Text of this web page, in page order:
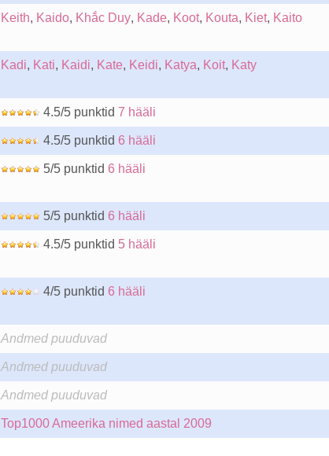
Keith, Kaido, Khắc Duy, Kade, Koot, Kouta, Kiet, Kaito
Kadi, Kati, Kaidi, Kate, Keidi, Katya, Koit, Katy
4.5/5 punktid 7 hääli
4.5/5 punktid 6 hääli
5/5 punktid 6 hääli
5/5 punktid 6 hääli
4.5/5 punktid 5 hääli
4/5 punktid 6 hääli
Andmed puuduvad
Andmed puuduvad
Andmed puuduvad
Top1000 Ameerika nimed aastal 2009